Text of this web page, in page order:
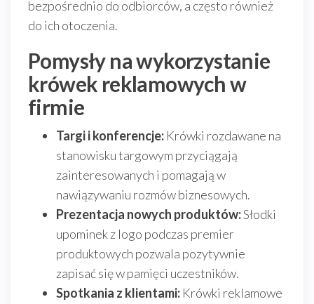
bezpośrednio do odbiorców, a często również
do ich otoczenia.
Pomysły na wykorzystanie
krówek reklamowych w
firmie
Targi i konferencje: Krówki rozdawane na
stanowisku targowym przyciągają
zainteresowanych i pomagają w
nawiązywaniu rozmów biznesowych.
Prezentacja nowych produktów:Słodki
upominek z logo podczas premier
produktowych pozwala pozytywnie
zapisać się w pamięci uczestników.
Spotkania z klientami: Krówki reklamowe